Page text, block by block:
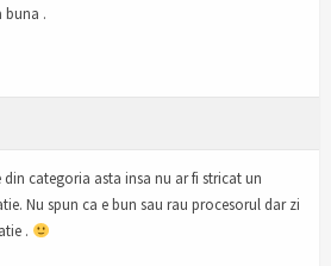
buna .
categoria asta insa nu ar fi stricat un
Nu spun ca e bun sau rau procesorul dar zi
.